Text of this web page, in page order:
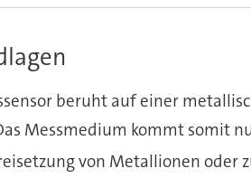
beruht auf einer
Messmedium kommt somit
von Metallionen oder